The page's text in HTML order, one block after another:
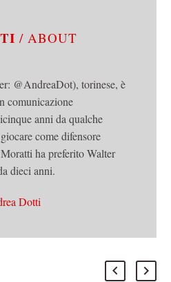
/ ABOUT
@AndreaDot), torinese, è
comunicazione
anni da qualche
come difensore
ha preferito Walter
dieci anni.
Dotti